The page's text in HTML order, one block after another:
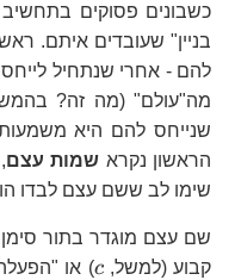
כשבונים פסוקים
בניין" שעובדים איתם.
להם - אחרי שנתחיל
מה"עולם" (מה זה?
שנייחס להם היא\text{T}\text{F}
הראשון נקרא שמות עצם
שימו לב ששם עצם לבדו
שם עצם מוגדר בתור
x
קבוע (למשל,c) או